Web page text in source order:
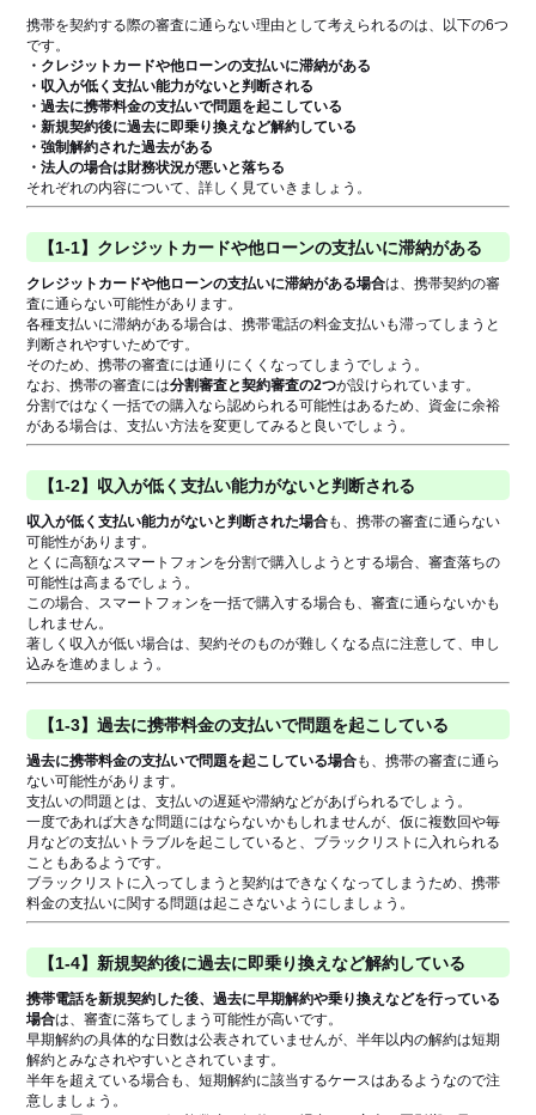
携帯を契約する際の審査に通らない理由として考えられるのは、以下の6つ
です。
・クレジットカードや他ローンの支払いに滞納がある
・収入が低く支払い能力がないと判断される
・過去に携帯料金の支払いで問題を起こしている
・新規契約後に過去に即乗り換えなど解約している
・強制解約された過去がある
・法人の場合は財務状況が悪いと落ちる
それぞれの内容について、詳しく見ていきましょう。
【1-1】クレジットカードや他ローンの支払いに滞納がある
クレジットカードや他ローンの支払いに滞納がある場合は、携帯契約の審
査に通らない可能性があります。
各種支払いに滞納がある場合は、携帯電話の料金支払いも滞ってしまうと
判断されやすいためです。
そのため、携帯の審査には通りにくくなってしまうでしょう。
なお、携帯の審査には分割審査と契約審査の2つが設けられています。
分割ではなく一括での購入なら認められる可能性はあるため、資金に余裕
がある場合は、支払い方法を変更してみると良いでしょう。
【1-2】収入が低く支払い能力がないと判断される
収入が低く支払い能力がないと判断された場合も、携帯の審査に通らない
可能性があります。
とくに高額なスマートフォンを分割で購入しようとする場合、審査落ちの
可能性は高まるでしょう。
この場合、スマートフォンを一括で購入する場合も、審査に通らないかも
しれません。
著しく収入が低い場合は、契約そのものが難しくなる点に注意して、申し
込みを進めましょう。
【1-3】過去に携帯料金の支払いで問題を起こしている
過去に携帯料金の支払いで問題を起こしている場合も、携帯の審査に通ら
ない可能性があります。
支払いの問題とは、支払いの遅延や滞納などがあげられるでしょう。
一度であれば大きな問題にはならないかもしれませんが、仮に複数回や毎
月などの支払いトラブルを起こしていると、ブラックリストに入れられる
こともあるようです。
ブラックリストに入ってしまうと契約はできなくなってしまうため、携帯
料金の支払いに関する問題は起こさないようにしましょう。
【1-4】新規契約後に過去に即乗り換えなど解約している
携帯電話を新規契約した後、過去に早期解約や乗り換えなどを行っている
場合は、審査に落ちてしまう可能性が高いです。
早期解約の具体的な日数は公表されていませんが、半年以内の解約は短期
解約とみなされやすいとされています。
半年を超えている場合も、短期解約に該当するケースはあるようなので注
意しましょう。